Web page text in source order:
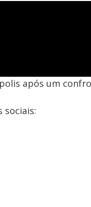
após um
sociais: